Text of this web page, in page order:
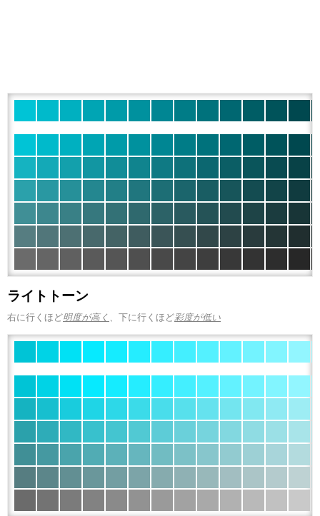
ライトトーン
右に行くほど明度が高く 、下に行くほど彩度が低い